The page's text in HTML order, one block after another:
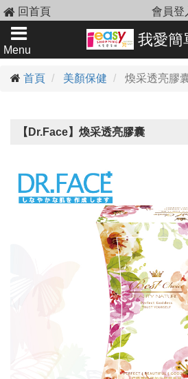
回首頁 會員登
Menu
我愛簡
首頁 美顏保健 煥采透亮膠
【Dr.Face】煥采透亮膠囊